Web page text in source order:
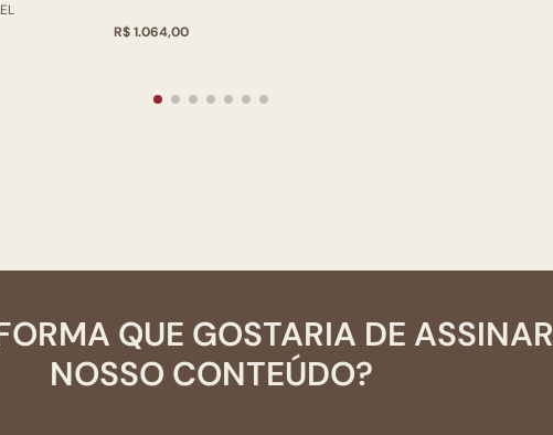
R$ 1.064,00
QUE GOSTARIA DE ASSINAR
NOSSO CONTEÚDO?